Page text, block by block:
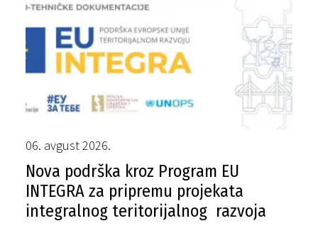
06. avgust 2026.
Nova podrška kroz Program EU
INTEGRA za pripremu projekata
integralnog teritorijalnog razvoja